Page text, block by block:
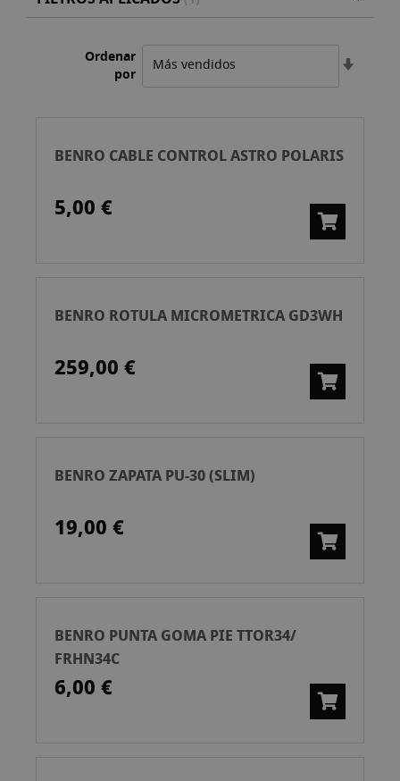
Ordenar
por
BENRO CABLE CONTROL ASTRO POLARIS
5,00 €
BENRO ROTULA MICROMETRICA GD3WH
259,00 €
BENRO ZAPATA PU-30 (SLIM)
19,00 €
BENRO PUNTA GOMA PIE TTOR34/
FRHN34C
6,00 €